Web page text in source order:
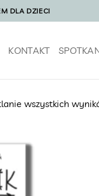
DLA DZIECI
KONTAKT
wszystkich